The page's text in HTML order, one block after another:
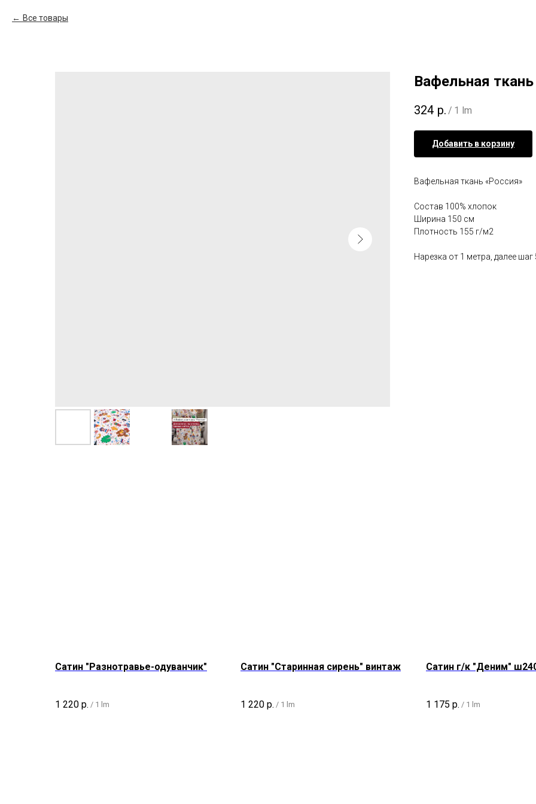
Все товары
Вафельная
324 р. / 1 lm
Добавить в корзину
Вафельная ткань «Россия»
Состав 100% хлопок
Ширина 150 см
Плотность 155 г/м2
Нарезка от 1 метра, далее шаг
Сатин "Разнотравье-одуванчик"
1 220 р. / 1 lm
Сатин "Старинная сирень" винтаж
1 220 р. / 1 lm
Сатин г/к "Деним"
1 175 р. / 1 lm